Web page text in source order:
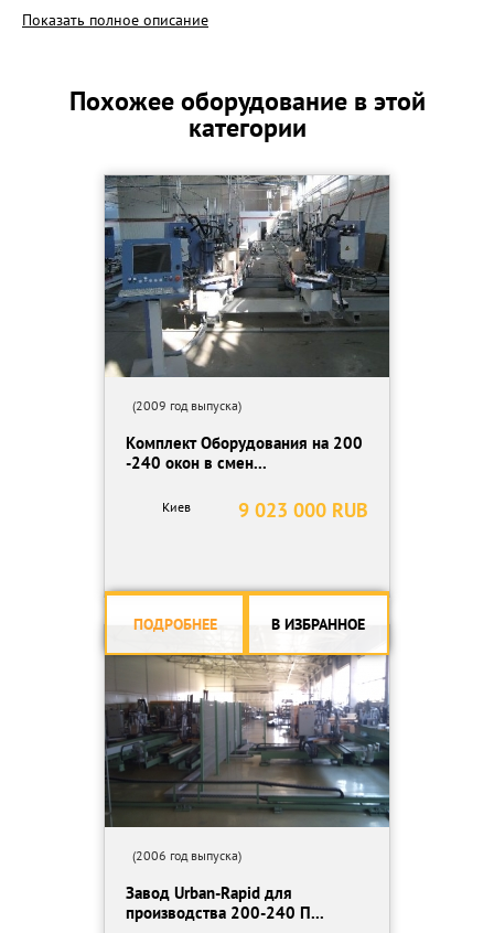
Состояние почти нового.
Стоимость 300 000 рублей. Торг.
Показать полное описание
Похожее оборудование в этой
категории
(2009 год выпуска)
Комплект Оборудования на 200
-240 окон в смен...
9 023 000 RUB
Киев
ПОДРОБНЕЕ В ИЗБРАННОЕ
(2006 год выпуска)
Завод Urban-Rapid для
производства 200-240 П...